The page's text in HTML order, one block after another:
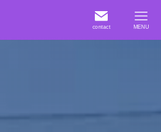
contact MENU